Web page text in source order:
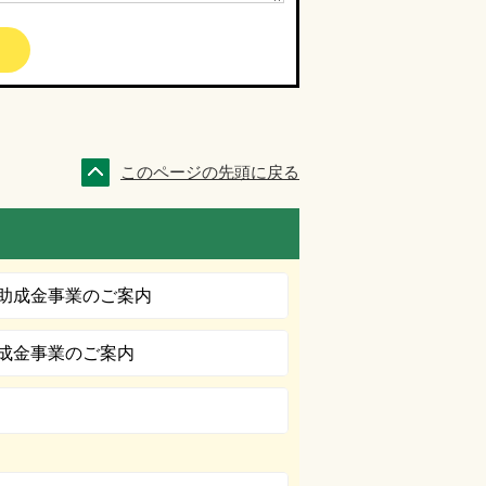
このページの先頭に戻る
成金事業のご案内
金事業のご案内